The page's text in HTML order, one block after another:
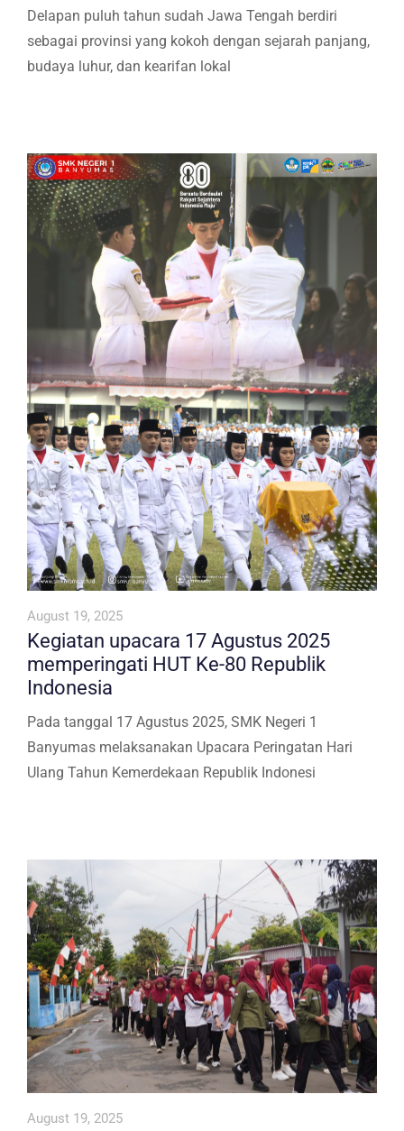
Delapan puluh tahun sudah Jawa Tengah berdiri
sebagai provinsi yang kokoh dengan sejarah panjang,
budaya luhur, dan kearifan lokal
August 19, 2025
Kegiatan upacara 17 Agustus 2025
memperingati HUT Ke-80 Republik
Indonesia
Pada tanggal 17 Agustus 2025, SMK Negeri 1
Banyumas melaksanakan Upacara Peringatan Hari
Ulang Tahun Kemerdekaan Republik Indonesi
August 19, 2025